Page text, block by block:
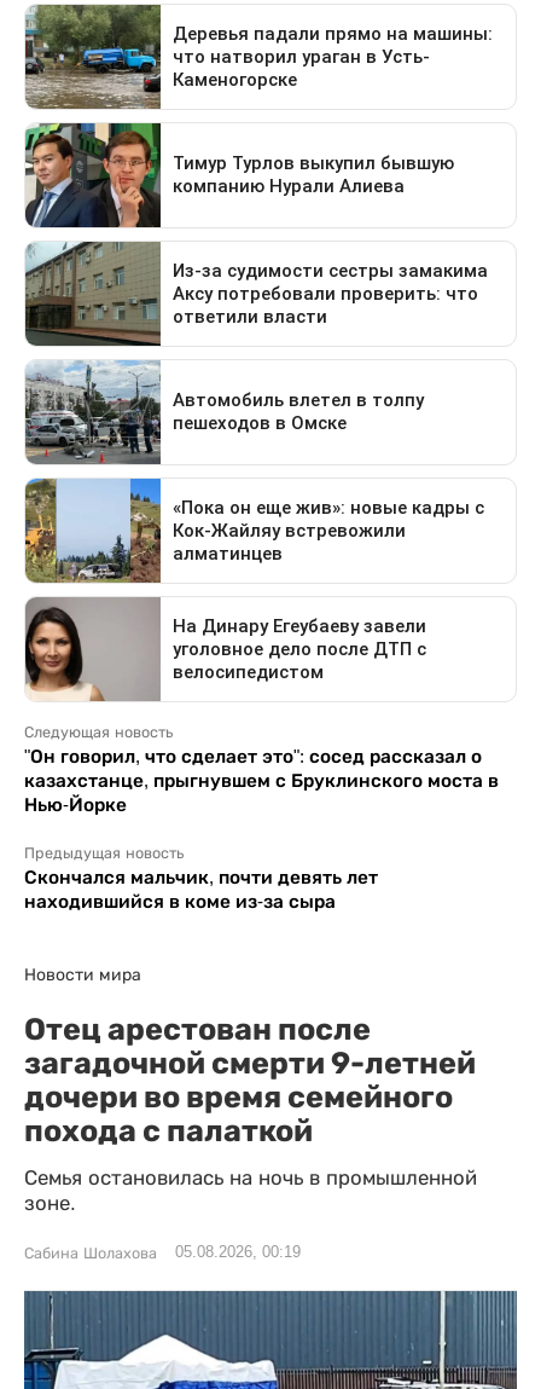
Следующая новость
"Он говорил, что сделает это": сосед рассказал о
казахстанце, прыгнувшем с Бруклинского моста в
Нью-Йорке
Предыдущая новость
Скончался мальчик, почти девять лет
находившийся в коме из-за сыра
Новости мира
Отец арестован после
загадочной смерти 9-летней
дочери во время семейного
похода с палаткой
Семья остановилась на ночь в промышленной
зоне.
Сабина Шолахова 05.08.2026, 00:19